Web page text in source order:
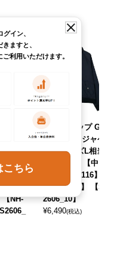
ャ
ール
綿ベ
相当
/eaa
古】
【NH-
古着 ギャップ GA
P ナイロンジャケ
ット メンズL相当 /
eaa604188 【中
古】 【260116】
【NH-2508】 【SS
2606_10】
¥6,490(税込)
イン、
ますと、
利用いただけます。
こちら